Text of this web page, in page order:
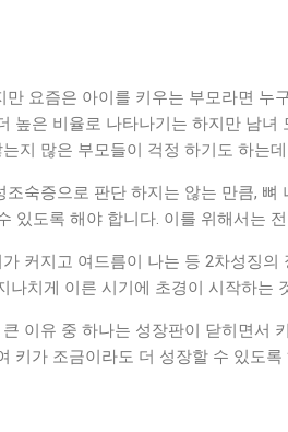
만 요즘은 아이를 키우는 부모라면 누
높은 비율로 나타나기는 하지만 남
지 많은 부모들이 걱정 하기도 하는데
조숙증으로 판단 하지는 않는 만큼,
있도록 해야 합니다. 이를 위해서는
커지고 여드름이 나는 등 2차성징
나치게 이른 시기에 초경이 시작하는
이유 중 하나는 성장판이 닫히면서
키가 조금이라도 더 성장할 수 있도